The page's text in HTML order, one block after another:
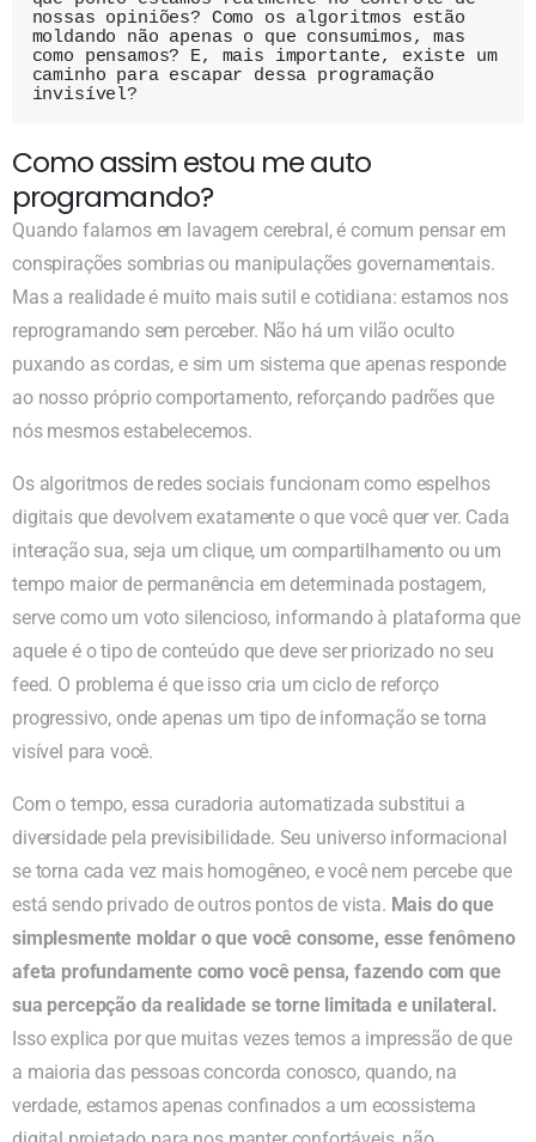
nossas opiniões? Como os algoritmos estão
moldando não apenas o que consumimos, mas
como pensamos? E, mais importante, existe um
caminho para escapar dessa programação
invisível?
Como assim estou me auto
programando?
Quando falamos em lavagem cerebral, é comum pensar em
conspirações sombrias ou manipulações governamentais.
Mas a realidade é muito mais sutil e cotidiana: estamos nos
reprogramando sem perceber. Não há um vilão oculto
puxando as cordas, e sim um sistema que apenas responde
ao nosso próprio comportamento, reforçando padrões que
nós mesmos estabelecemos.
Os algoritmos de redes sociais funcionam como espelhos
digitais que devolvem exatamente o que você quer ver. Cada
interação sua, seja um clique, um compartilhamento ou um
tempo maior de permanência em determinada postagem,
serve como um voto silencioso, informando à plataforma que
aquele é o tipo de conteúdo que deve ser priorizado no seu
feed. O problema é que isso cria um ciclo de reforço
progressivo, onde apenas um tipo de informação se torna
visível para você.
Com o tempo, essa curadoria automatizada substitui a
diversidade pela previsibilidade. Seu universo informacional
se torna cada vez mais homogêneo, e você nem percebe que
está sendo privado de outros pontos de vista. Mais do que
simplesmente moldar o que você consome, esse fenômeno
afeta profundamente como você pensa, fazendo com que
sua percepção da realidade se torne limitada e unilateral.
Isso explica por que muitas vezes temos a impressão de que
a maioria das pessoas concorda conosco, quando, na
verdade, estamos apenas confinados a um ecossistema